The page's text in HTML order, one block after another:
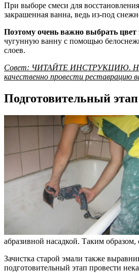
При выборе смеси для
закрашенная ванна, ведь из-под
Поэтому очень важно выбрать
чугунную ванну с помощью
слоев.
Совет: ЧИТАЙТЕ ИНСТРУКЦИЮ.
качественно провести реставрацию
Подготовительный
абразивной насадкой. Таким
Зачистка старой эмали также
подготовительный этап провести